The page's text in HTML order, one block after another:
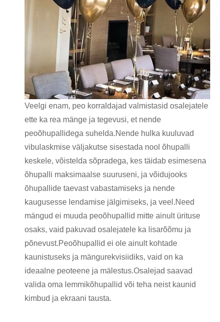
Veelgi enam, peo korraldajad valmistasid osalejatele
ette ka rea ​​mänge ja tegevusi, et nende
peoõhupallidega suhelda.Nende hulka kuuluvad
vibulaskmise väljakutse sisestada nool õhupalli
keskele, võistelda sõpradega, kes täidab esimesena
õhupalli maksimaalse suuruseni, ja võidujooks
õhupallide taevast vabastamiseks ja nende
kaugusesse lendamise jälgimiseks, ja veel.Need
mängud ei muuda peoõhupallid mitte ainult ürituse
osaks, vaid pakuvad osalejatele ka lisarõõmu ja
põnevust.Peoõhupallid ei ole ainult kohtade
kaunistuseks ja mängurekvisiidiks, vaid on ka
ideaalne peoteene ja mälestus.Osalejad saavad
valida oma lemmikõhupallid või teha neist kaunid
kimbud ja ekraani tausta.